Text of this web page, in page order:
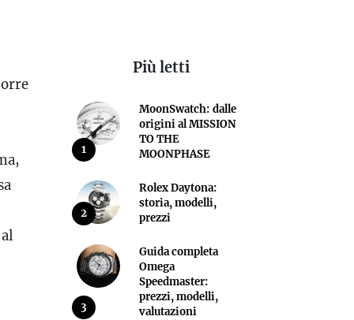
Più letti
1
MoonSwatch: dalle
origini al MISSION
TO THE
MOONPHASE
2
Rolex Daytona:
storia, modelli,
prezzi
3
Guida completa
Omega
Speedmaster:
prezzi, modelli,
valutazioni